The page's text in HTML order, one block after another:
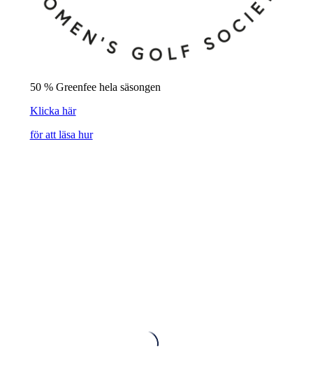
50 % Greenfee hela säsongen
Klicka här
för att läsa hur